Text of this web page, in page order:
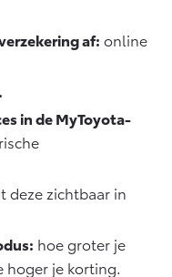
af: online
.
in de MyToyota-
deze zichtbaar in
hoe groter je
hoger je korting.